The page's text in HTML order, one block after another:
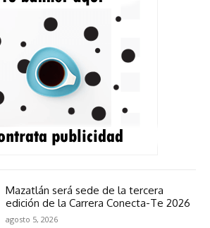
Mazatlán será sede de la tercera
edición de la Carrera Conecta-Te 2026
agosto 5, 2026